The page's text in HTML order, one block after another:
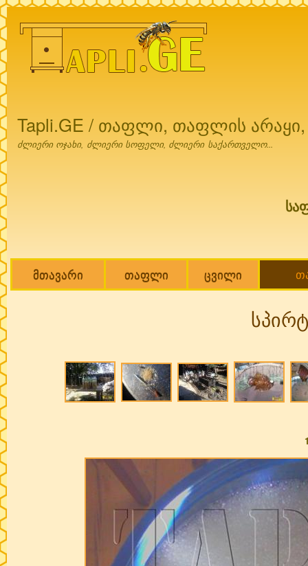
Tapli.GE / თაფლი, თაფლის
ძლიერი ოჯახი, ძლიერი სოფელი, ძლიერი საქართველო...
Main menu
მთავარი თაფლი ცვილი
Pages